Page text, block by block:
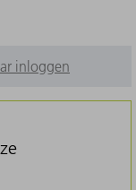
inloggen